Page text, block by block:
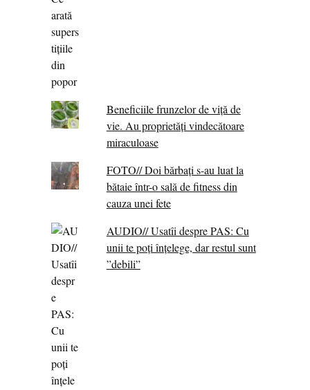
Beneficiile frunzelor de viță de
vie. Au proprietăţi vindecătoare
miraculoase
FOTO// Doi bărbați s-au luat la
bătaie într-o sală de fitness din
cauza unei fete
AUDIO// Usatîi despre PAS: Cu
unii te poți înțelege, dar restul sunt
”debili”